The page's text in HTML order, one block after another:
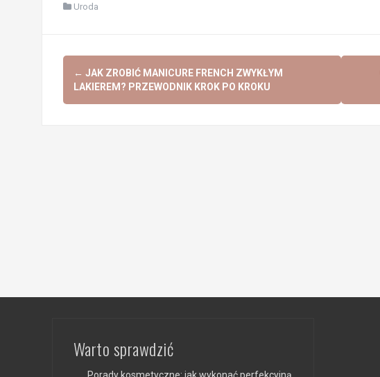
Uroda
Post
navigation
← JAK ZROBIĆ MANICURE FRENCH ZWYKŁYM
LAKIEREM? PRZEWODNIK KROK PO KROKU
Warto sprawdzić